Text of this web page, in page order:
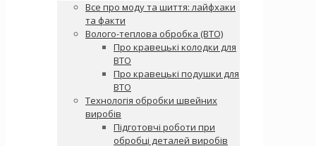
Все про моду та шиття: лайфхаки
та факти
Волого-теплова обробка (ВТО)
Про кравецькі колодки для
ВТО
Про кравецькі подушки для
ВТО
Технологія обробки швейних
виробів
Підготовчі роботи при
обробці деталей виробів